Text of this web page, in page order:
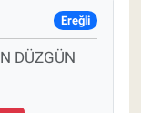
Ereğli
DÜZGÜN